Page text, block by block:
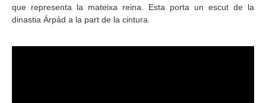
que representa la mateixa reina. Esta porta un escut de la
dinastia Árpád a la part de la cintura.